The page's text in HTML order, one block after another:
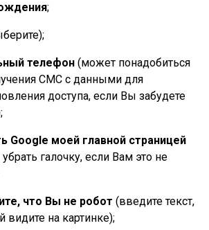
;
телефон (может понадобиться
СМС c данными для
доступа, если Вы забудете
Google моей главной страницей
галочку, если Вам это не
что Вы не робот (введите текст,
видите на картинке);